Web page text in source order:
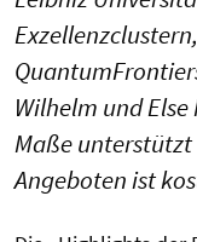
Wilhelm und
Maße
Angeboten ist